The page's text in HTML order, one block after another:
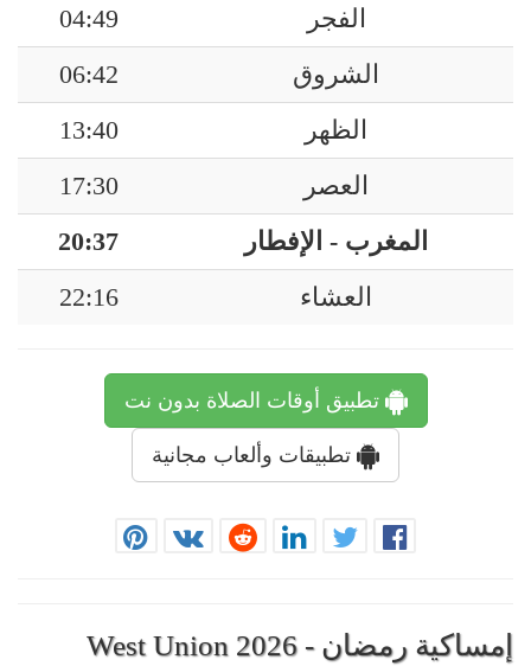
الفجر
04:49
الشروق
06:42
الظهر
13:40
العصر
17:30
المغرب - الإفطار
20:37
العشاء
22:16
تطبيق أوقات الصلاة بدون نت
تطبيقات وألعاب مجانية
إمساكية رمضان - West Union 2026